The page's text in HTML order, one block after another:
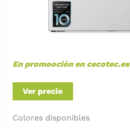
En promooción en cecotec.es
Ver precio
Colores disponibles